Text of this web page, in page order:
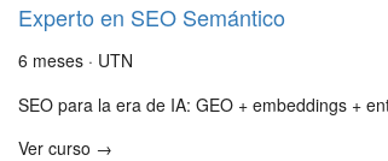
Experto en SEO Semántico
6 meses · UTN
SEO para la era de IA: GEO + embeddings +
Ver curso →